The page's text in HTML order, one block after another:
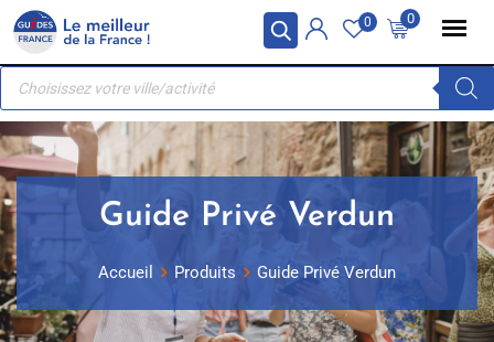
Panneau de gestion des cookies
Skip
content
0
0
Recherche
produits
Guide Privé Verdun
Accueil Produits Guide Privé Verdun